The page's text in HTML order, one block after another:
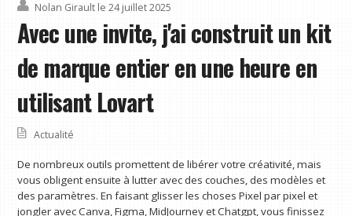
Nolan Girault le 24 juillet 2025
Avec une invite, j'ai construit un kit
de marque entier en une heure en
utilisant Lovart
Actualité
De nombreux outils promettent de libérer votre créativité, mais
vous obligent ensuite à lutter avec des couches, des modèles et
des paramètres. En faisant glisser les choses Pixel par pixel et
jongler avec Canva, Figma, MidJourney et Chatgpt, vous finissez